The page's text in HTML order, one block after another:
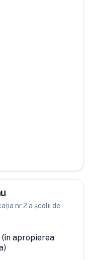
nr 2 a școlii de
(în apropierea